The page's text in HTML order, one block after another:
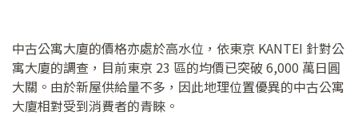
中古公寓大廈的價格亦處於高水位，依東京 KANTEI 針對公
寓大廈的調查，目前東京 23 區的均價已突破 6,000 萬日圓
大關。由於新屋供給量不多，因此地理位置優異的中古公寓
大廈相對受到消費者的青睞。